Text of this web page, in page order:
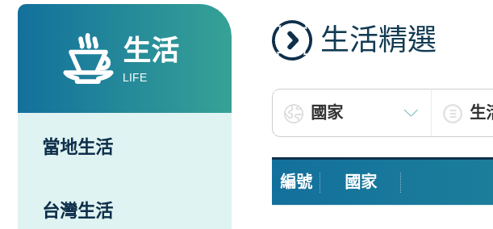
生活
LIFE
當地生活
台灣生活
生活精選
編號 國家